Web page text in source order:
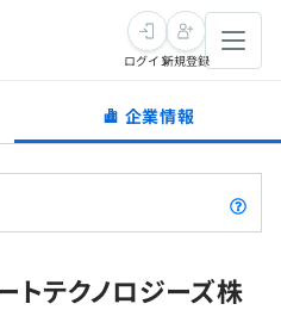
ログイン新規登録
企業情報
トテクノロジーズ株